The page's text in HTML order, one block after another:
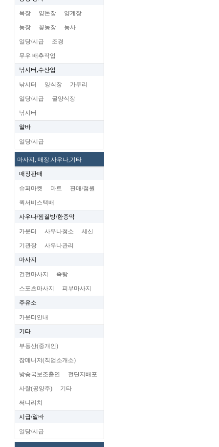
목장 양돈장 양계장
농장 꽃농장 농사
일당/시급 조경
무우 배추작업
낚시터,수산업
낚시터 양식장 가두리
일당/시급 굴양식장
낚시터
알바
일당/시급
마사지, 매장.사우나,기타
매장판매
슈퍼마켓 마트 판매/점원
퀵서비스택배
사우나/찜질방/한증막
카운터 사우나청소 세신
기관장 사우나관리
마사지
건전마사지 족탕
스포츠마사지 피부마사지
주유소
카운터안내
기타
부동산(중개인)
잡메니저(직업소개소)
방송국보조출연 전단지배포
사찰(공양주) 기타
써니리치
시급/알바
일당/시급